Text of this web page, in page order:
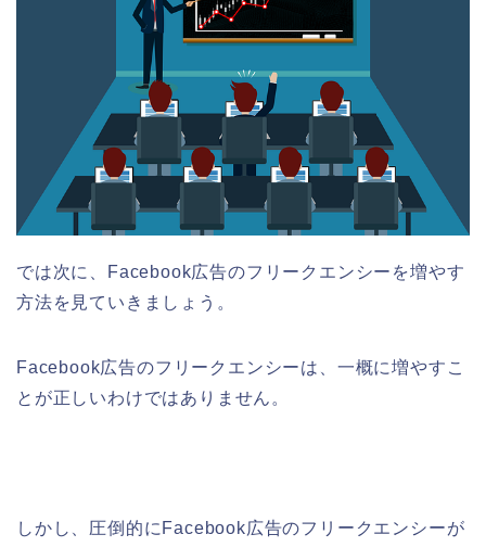
では次に、Facebook広告のフリークエンシーを増やす
方法を見ていきましょう。
Facebook広告のフリークエンシーは、一概に増やすこ
とが正しいわけではありません。
しかし、圧倒的にFacebook広告のフリークエンシーが